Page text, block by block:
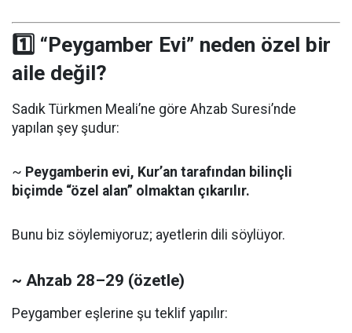
1️⃣ “Peygamber Evi” neden özel bir
aile değil?
Sadık Türkmen Meali’ne göre Ahzab Suresi’nde
yapılan şey şudur:
~ Peygamberin evi, Kur’an tarafından bilinçli
biçimde “özel alan” olmaktan çıkarılır.
Bunu biz söylemiyoruz; ayetlerin dili söylüyor.
~ Ahzab 28–29 (özetle)
Peygamber eşlerine şu teklif yapılır: